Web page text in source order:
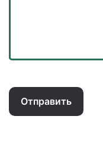
Отправить